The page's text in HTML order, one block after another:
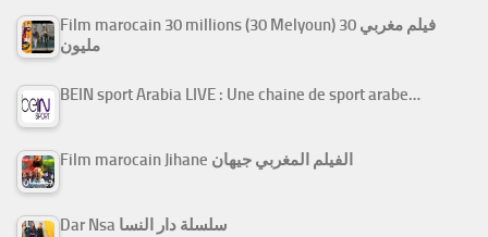
Film marocain 30 millions (30 Melyoun) فيلم مغربي 30
مليون
BEIN sport Arabia LIVE : Une chaine de sport arabe…
Film marocain Jihane الفيلم المغربي جيهان
Dar Nsa سلسلة دار النسا